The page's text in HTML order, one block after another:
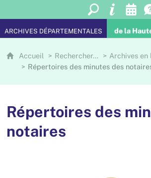
ARCHIVES DÉPARTEMENTALES de la
Accueil Rechercher…
Archives en
Répertoires des minutes des
Répertoires des
notaires